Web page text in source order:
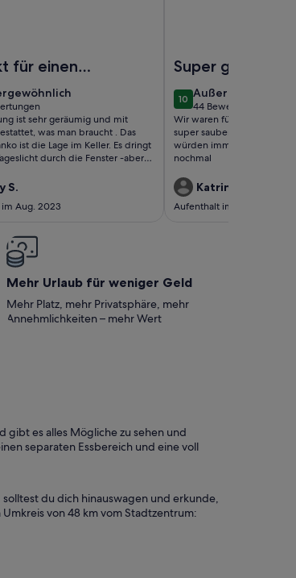
für einen
ist sehr geräumig und mit
was man braucht . Das
ist die Lage im Keller. Es dringt
durch die Fenster -aber
Aufenthaltes eine
Erfurt hinweg fegte . So
trotz 35 Grad Außentemperatur
war sehr sauber und wir
auf jeden Fall wieder
es uns mal wieder nach Erfurt
S.
Aug. 2023
Super
und saubere
Unterkunft
1010 von 10
Außergewöhnlich
außergewöhnlich
44 Bewertungen
(44
bewertungen)
Wir waren für 2 Nächte in
super sauber und total
würden immer wieder
nochmal
Katrin L.
Aufenthalt im Nov. 2018
Mehr Urlaub für weniger Geld
Mehr Platz, mehr Privatsphäre, mehr
Annehmlichkeiten – mehr Wert
gibt es alles Mögliche zu sehen und
separaten Essbereich und eine voll
du dich hinauswagen und erkunde,
von 48 km vom Stadtzentrum: